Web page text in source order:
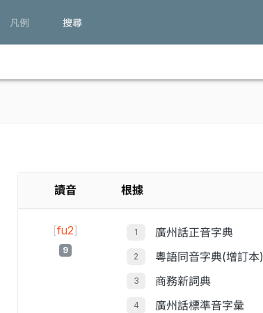
凡例 搜尋
讀音 根據
[fu2]
9
廣州話正音字典
粵語同音字典(增訂本)
商務新詞典
廣州話標準音字彙